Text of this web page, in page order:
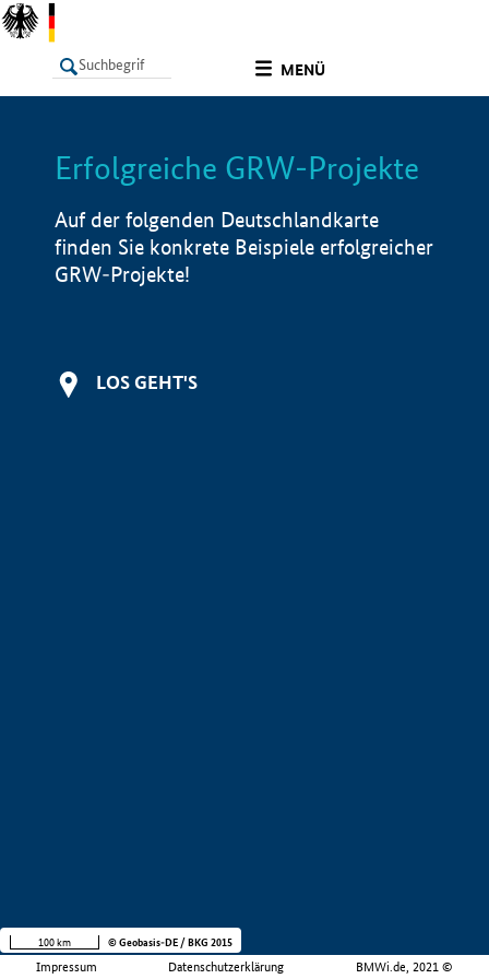
MENÜ
LISTE Info
Erfolgreiche GRW-Projekte
Auf der folgenden Deutschlandkarte
finden Sie konkrete Beispiele erfolgreicher
GRW-Projekte!
LOS GEHT'S
Impressum Datenschutzerklärung BMWi.de, 2021 ©
100 km © Geobasis-DE / BKG 2015